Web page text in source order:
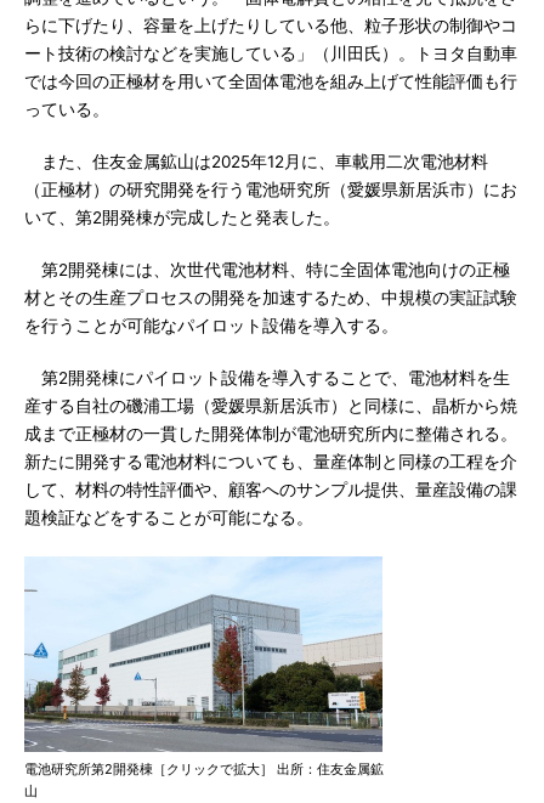
らに下げたり、容量を上げたりしている他、粒子形状の制御やコ
ート技術の検討などを実施している」（川田氏）。トヨタ自動車
では今回の正極材を用いて全固体電池を組み上げて性能評価も行
っている。
また、住友金属鉱山は2025年12月に、車載用二次電池材料
（正極材）の研究開発を行う電池研究所（愛媛県新居浜市）にお
いて、第2開発棟が完成したと発表した。
第2開発棟には、次世代電池材料、特に全固体電池向けの正極
材とその生産プロセスの開発を加速するため、中規模の実証試験
を行うことが可能なパイロット設備を導入する。
第2開発棟にパイロット設備を導入することで、電池材料を生
産する自社の磯浦工場（愛媛県新居浜市）と同様に、晶析から焼
成まで正極材の一貫した開発体制が電池研究所内に整備される。
新たに開発する電池材料についても、量産体制と同様の工程を介
して、材料の特性評価や、顧客へのサンプル提供、量産設備の課
題検証などをすることが可能になる。
電池研究所第2開発棟［クリックで拡大］ 出所：住友金属鉱
山